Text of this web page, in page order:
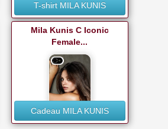
T-shirt MILA KUNIS
Mila Kunis C Iconic
Female...
Cadeau MILA KUNIS